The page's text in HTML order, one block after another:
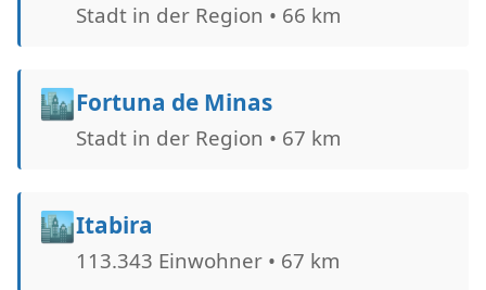
Stadt in der Region • 66 km
🏙️Fortuna de Minas
Stadt in der Region • 67 km
🏙️Itabira
113.343 Einwohner • 67 km